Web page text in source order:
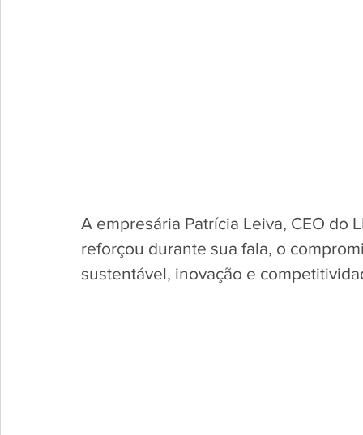
A empresária Patrícia Leiva, CEO do
reforçou durante sua fala, o
sustentável, inovação e